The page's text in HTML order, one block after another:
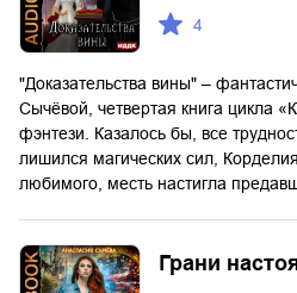
4
"Доказательства вины" –
Сычёвой, четвертая книга цикла
фэнтези. Казалось бы, все
лишился магических сил,
любимого, месть настигла
Грани